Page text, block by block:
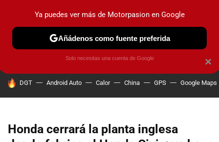
PRUEBAS COCHES ELÉCTRICOS OBSERVATORIO
HOY SE HABLA DE
DGT Android Auto Calor China GPS Google Maps
Honda cerrará la planta inglesa
×
Ya puedes ver más de Motorpasion en Google
Añádenos como fuente preferida
Solo necesitas una cuenta de Google